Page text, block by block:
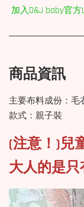
加入D&J baby官方
商品資訊
主要布料成份：毛
款式：親子裝
(注意！)兒
大人的是